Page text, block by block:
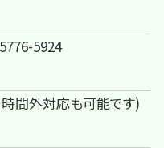
5924
間外対応も可能です)